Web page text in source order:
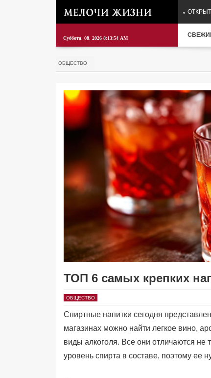
Суббота, 08, 2026 8:13:55 AM
ОБЩЕСТВО
ТОП 6 самых крепких
ОБЩЕСТВО
Спиртные напитки сегодня
магазинах можно найти легкое вино,
виды алкоголя. Все они отличаются не
уровень спирта в составе, поэтому ее